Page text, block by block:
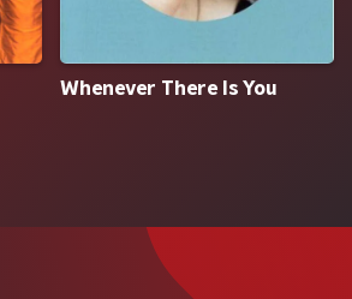
Whenever There Is You